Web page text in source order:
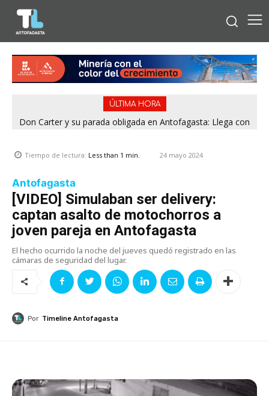
ÚLTIMA HORA
Don Carter y su parada obligada en Antofagasta: Llega con
Tiempo de lectura: Less than 1 min. 24 mayo 2024
Antofagasta
[VIDEO] Simulaban ser delivery:
captan asalto de motochorros a
joven pareja en Antofagasta
El hecho ocurrido la noche del jueves quedó registrado en las
cámaras de seguridad del lugar.
Por Timeline Antofagasta